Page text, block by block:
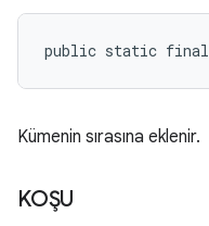
public static final
Kümenin sırasına eklenir.
KOŞU